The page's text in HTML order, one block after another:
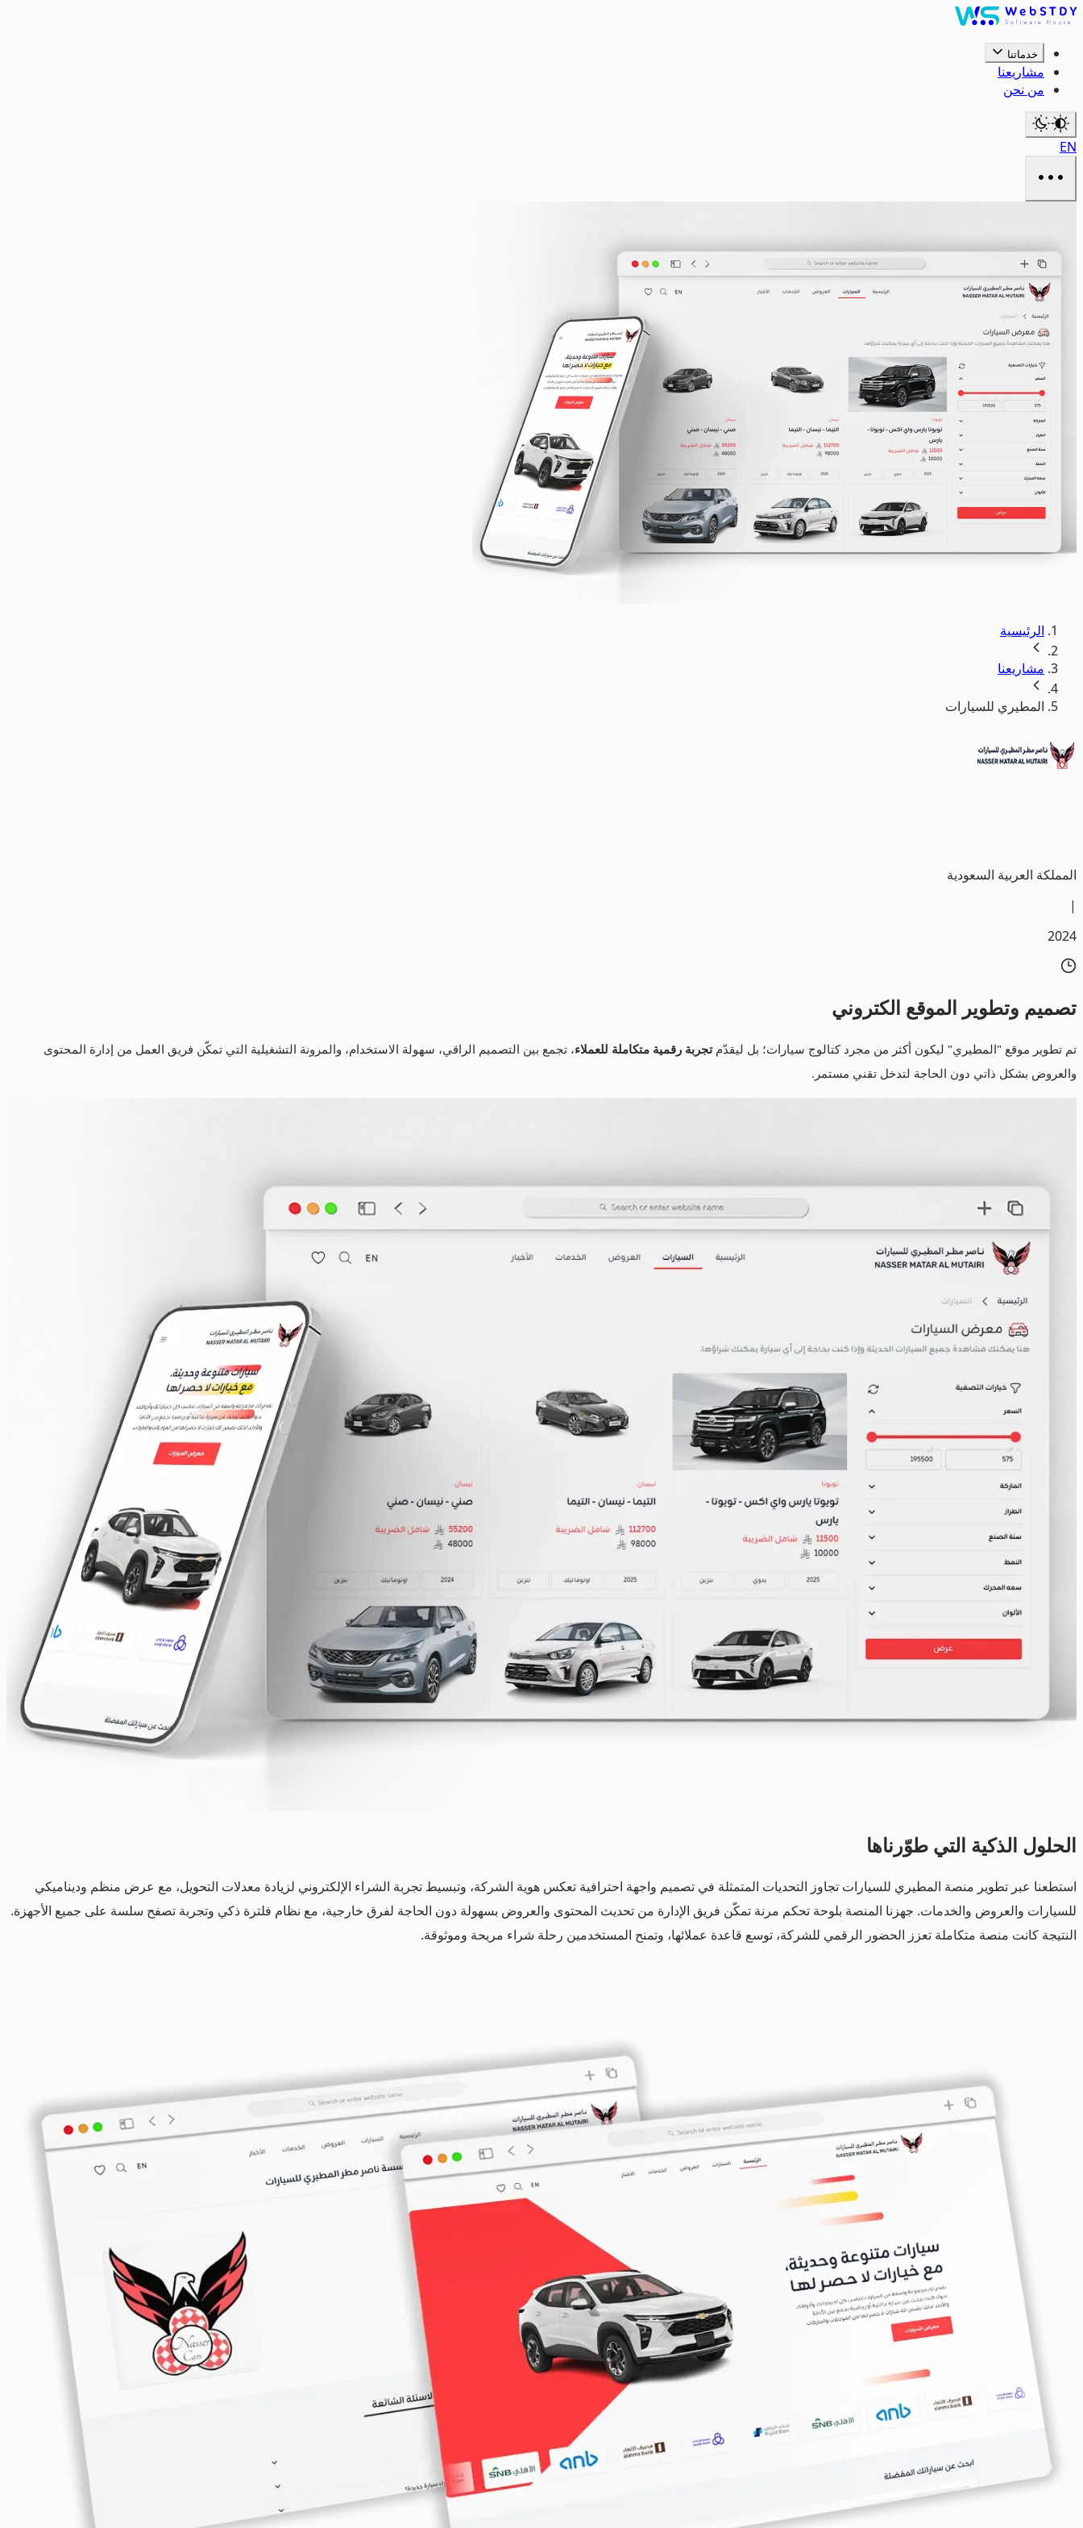
خدماتنا
مشاريعنا
من نحن
EN
الرئيسية
مشاريعنا
المطيري للسيارات
المملكة العربية السعودية
|
2024
تصميم وتطوير الموقع الكتروني
تم تطوير موقع "المطيري" ليكون أكثر من مجرد كتالوج سيارات؛ بل ليقدّم تجربة رقمية متكاملة للعملاء
والعروض بشكل ذاتي دون الحاجة لتدخل تقني مستمر.
الحلول الذكية التي طوّرناها
استطعنا عبر تطوير منصة المطيري للسيارات تجاوز التحديات المتمثلة في تصميم واجهة احترافية تعكس هوية الشركة، وتبسيط تجربة الشراء الإلكتروني لزيادة معدلات التحويل، مع عرض منظم وديناميكي
للسيارات والعروض والخدمات. جهزنا المنصة بلوحة تحكم مرنة تمكّن فريق الإدارة من تحديث المحتوى والعروض بسهولة دون الحاجة لفرق خارجية، مع نظام فلترة ذكي وتجربة تصفح سلسة على جميع الأجهزة.
النتيجة كانت منصة متكاملة تعزز الحضور الرقمي للشركة، توسع قاعدة عملائها، وتمنح المستخدمين رحلة شراء مريحة وموثوقة.